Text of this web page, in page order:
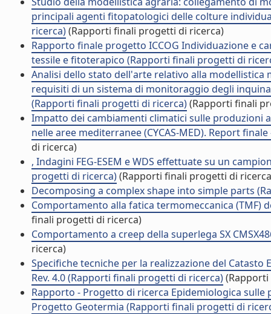
principali agenti fitopatologici delle colture
ricerca)(Rapporti finali progetti di ricerca)
Rapporto finale progetto ICCOG Individuazione e
tessile e fitoterapico (Rapporti finali progetti di
Analisi dello stato dell'arte relativo alla
requisiti di un sistema di monitoraggio degli
(Rapporti finali progetti di ricerca)(Rapporti finali
Impatto dei cambiamenti climatici sulle produzioni
nelle aree mediterranee (CYCAS-MED). Report
di ricerca)
, Indagini FEG-ESEM e WDS effettuate su un
progetti di ricerca)(Rapporti finali progetti di
Decomposing a complex shape into simple parts
Comportamento alla fatica termomeccanica (TMF)
finali progetti di ricerca)
Comportamento a creep della superlega SX
ricerca)
Specifiche tecniche per la realizzazione del
Rev. 4.0 (Rapporti finali progetti di ricerca)
Rapporto - Progetto di ricerca Epidemiologica
Progetto Geotermia (Rapporti finali progetti di